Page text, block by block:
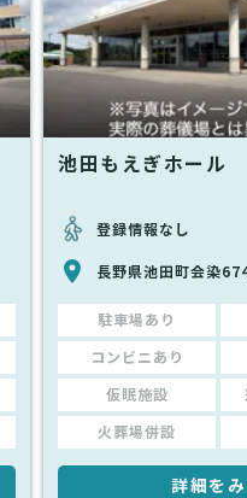
池田もえぎホール
登録情報なし
長野県池田町会染
駐車場あり
コンビニあり
仮眠施設
火葬場併設
詳細をみ